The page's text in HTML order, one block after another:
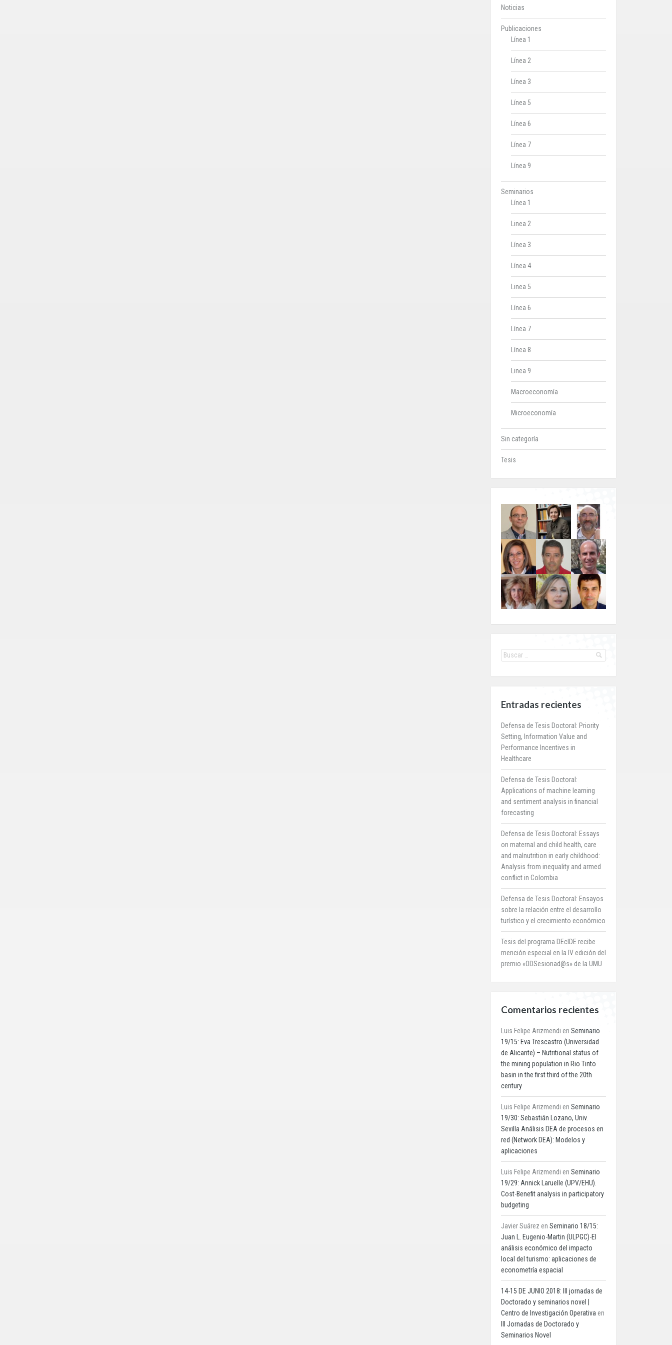
Noticias
Publicaciones
Línea 1
Línea 2
Línea 3
Línea 5
Línea 6
Línea 7
Línea 9
Seminarios
Línea 1
Linea 2
Línea 3
Línea 4
Linea 5
Línea 6
Línea 7
Línea 8
Linea 9
Macroeconomía
Microeconomía
Sin categoría
Tesis
Entradas recientes
Defensa de Tesis Doctoral: Priority
Setting, Information Value and
Performance Incentives in
Healthcare
Defensa de Tesis Doctoral:
Applications of machine learning
and sentiment analysis in financial
forecasting
Defensa de Tesis Doctoral: Essays
on maternal and child health, care
and malnutrition in early childhood:
Analysis from inequality and armed
conflict in Colombia
Defensa de Tesis Doctoral: Ensayos
sobre la relación entre el desarrollo
turístico y el crecimiento económico
Tesis del programa DEcIDE recibe
mención especial en la IV edición del
premio «ODSesionad@s» de la UMU
Comentarios recientes
Luis Felipe Arizmendi en Seminario
19/15: Eva Trescastro (Universidad
de Alicante) – Nutritional status of
the mining population in Rio Tinto
basin in the first third of the 20th
century
Luis Felipe Arizmendi en Seminario
19/30: Sebastián Lozano, Univ.
Sevilla Análisis DEA de procesos en
red (Network DEA): Modelos y
aplicaciones
Luis Felipe Arizmendi en Seminario
19/29: Annick Laruelle (UPV/EHU).
Cost-Benefit analysis in participatory
budgeting
Javier Suárez en Seminario 18/15:
Juan L. Eugenio-Martin (ULPGC)-El
análisis económico del impacto
local del turismo: aplicaciones de
econometría espacial
14-15 DE JUNIO 2018: III jornadas de
Doctorado y seminarios novel |
Centro de Investigación Operativa en
III Jornadas de Doctorado y
Seminarios Novel